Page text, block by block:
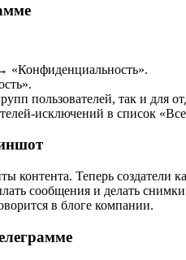
«Конфиденциальность».
пользователей, так и
исключений в список
контента. Теперь создатели
сообщения и делать
в блоге компании.